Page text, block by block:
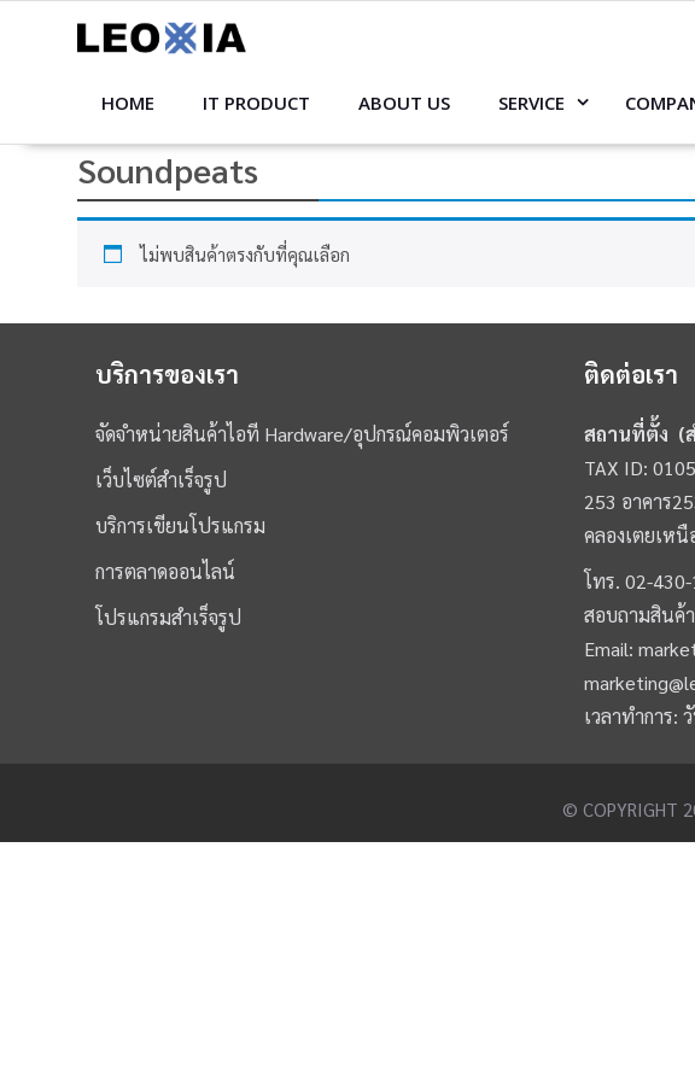
HOME IT PRODUCT ABOUT US SERVICE
Soundpeats
ไม่พบสินค้าตรงกับที่คุณเลือก
บริการของเรา
จัดจำหน่ายสินค้าไอที Hardware/อุปกรณ์คอมพิวเตอร์
เว็บไซต์สำเร็จรูป
บริการเขียนโปรแกรม
การตลาดออนไลน์
โปรแกรมสำเร็จรูป
ติดต่อเรา
สถานที่ตั้ง (
TAX ID:
253 อาคาร
คลองเตยเห
โทร.02-
สอบถามสินค้
Email:
เวลาทำการ:
© COPYRIGHT